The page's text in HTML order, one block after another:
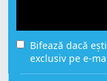
Bifează dacă
exclusiv pe e-